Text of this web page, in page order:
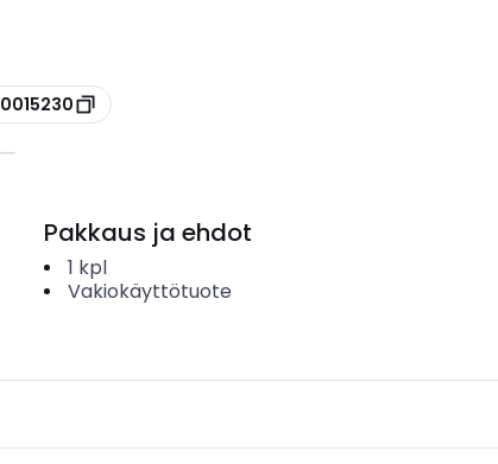
Pakkaus ja ehdot
1 kpl
Vakiokäyttötuote